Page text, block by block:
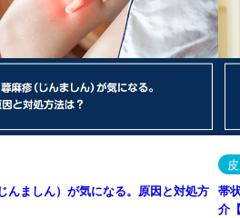
んましん）が気になる。原因と対処方 帯
介